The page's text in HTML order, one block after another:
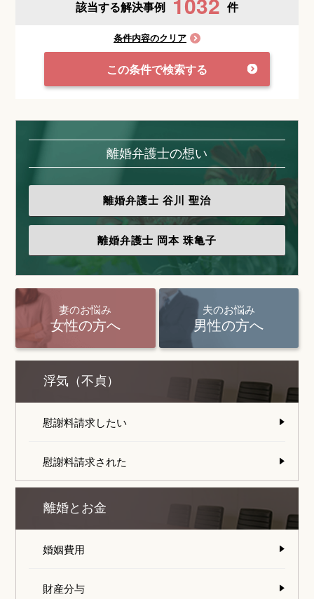
該当する解決事例 件
条件内容のクリア
この条件で検索する
離婚弁護士の想い
離婚弁護士 谷川 聖治
離婚弁護士 岡本 珠亀子
妻のお悩み
女性の方へ
夫のお悩み
男性の方へ
浮気（不貞）
慰謝料請求したい
慰謝料請求された
離婚とお金
婚姻費用
財産分与